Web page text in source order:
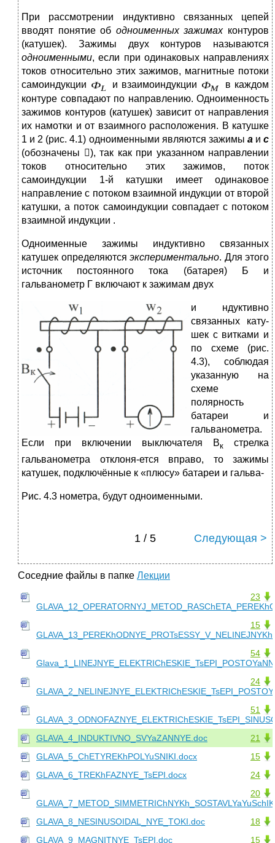
При рассмотрении индуктивно связанных цепей
вводят понятие об одноименных зажимахконтуров
(катушек). Зажимы двух контуров называются
одноименными, если при одинаковых направлениях
токов относительно этих зажимов, магнитные потоки
самоиндукции
и взаимоиндукции
в каждом
контуре совпадают по направлению. Одноименность
зажимов контуров (катушек) зависит от направления
их намотки и от взаимного расположения. В катушке
1 и 2 (рис. 4.1) одноименными являются зажимы аис
(обозначены ), так как при указанном направлении
токов относительно этих зажимов, поток
самоиндукции 1-й катушки имеет одинаковое
направление с потоком взаимной индукции от второй
катушки, а поток самоиндукции совпадает с потоком
взаимной индукции .
Одноименные зажимы индуктивно связанных
катушек определяются экспериментально. Для этого
источник постоянного тока (батарея) Б и
гальванометр Г включают к зажимам двух
и ндуктивно
связанных кату-
шек с витками и
по схеме (рис.
4.3), соблюдая
указанную на
схеме
полярность
батареи и
гальванометра.
Если при включении выключателя Вк стрелка
гальванометра отклоня-ется вправо, то зажимы
катушек, подключённые к «плюсу» батареи и гальва-
Рис. 4.3 нометра, будут одноименными.
1 / 5 Следующая >
Соседние файлы в папке Лекции
23
15
54
24
51
21
GLAVA_4_INDUKTIVNO_SVYaZANNYE.doc
15
GLAVA_5_ChETYREKhPOLYuSNIKI.docx
24
GLAVA_6_TREKhFAZNYE_TsEPI.docx
20
18
GLAVA_8_NESINUSOIDAL_NYE_TOKI.doc
15
GLAVA_9_MAGNITNYE_TsEPI.doc